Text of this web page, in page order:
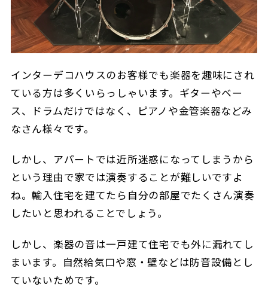
インターデコハウスのお客様でも楽器を趣味にされ
ている方は多くいらっしゃいます。ギターやベー
ス、ドラムだけではなく、ピアノや金管楽器などみ
なさん様々です。
しかし、アパートでは近所迷惑になってしまうから
という理由で家では演奏することが難しいですよ
ね。輸入住宅を建てたら自分の部屋でたくさん演奏
したいと思われることでしょう。
しかし、楽器の音は一戸建て住宅でも外に漏れてし
まいます。自然給気口や窓・壁などは防音設備とし
ていないためです。